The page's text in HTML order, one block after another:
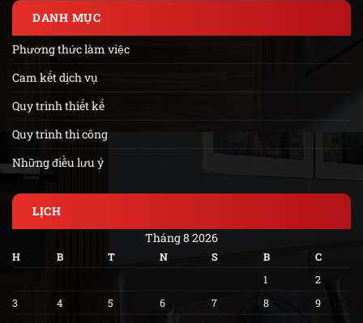
DANH MỤC
Phương thức làm việc
Cam kết dịch vụ
Quy trình thiết kế
Quy trình thi công
Những điều lưu ý
LỊCH
Tháng 8 2026
H B T N S B
C
1
2
3
4 5 6 7 8
9